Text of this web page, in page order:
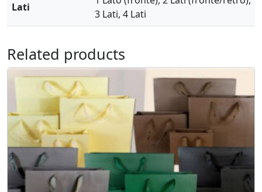
Lati
3 Lati, 4 Lati
Related products